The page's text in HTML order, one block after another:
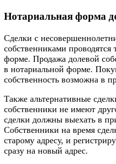
Нотариальная форма
Сделки с
собственниками проводятся
форме. Продажа долевой
в нотариальной форме.
собственность возможна в
Также альтернативные
собственники не имеют
сделки должны выехать в
Собственники на время
старому адресу, и
сразу на новый адрес.